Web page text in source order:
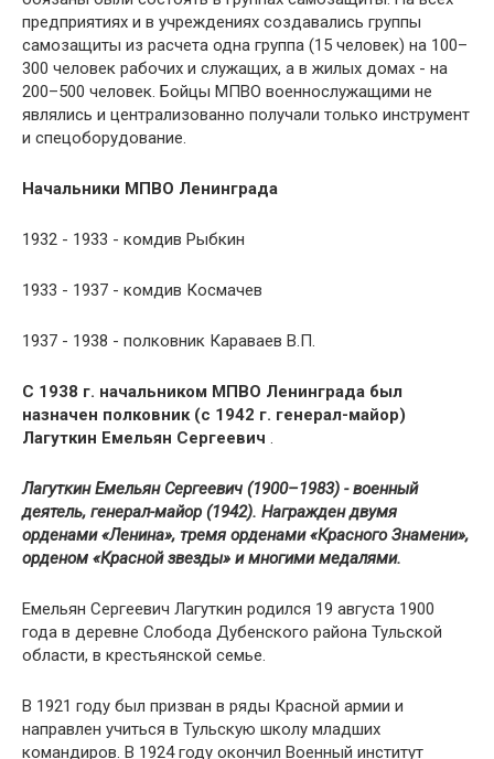
предприятиях и в учреждениях создавались группы
самозащиты из расчета одна группа (15 человек) на 100–
300 человек рабочих и служащих, а в жилых домах - на
200–500 человек. Бойцы МПВО военнослужащими не
являлись и централизованно получали только инструмент
и спецоборудование.
Начальники МПВО Ленинграда
1932 - 1933 - комдив Рыбкин
1933 - 1937 - комдив Космачев
1937 - 1938 - полковник Караваев В.П.
С 1938 г. начальником МПВО Ленинграда был
назначен полковник (с 1942 г. генерал-майор)
Лагуткин Емельян Сергеевич .
Лагуткин Емельян Сергеевич (1900–1983) - военный
деятель, генерал-майор (1942). Награждендвумя
орденами «Ленина», тремя орденами «Красного Знамени»,
орденом «Красной звезды» и многими медалями.
Емельян Сергеевич Лагуткин родился 19 августа 1900
года в деревне Слобода Дубенского района Тульской
области, в крестьянской семье.
В 1921 году был призван в ряды Красной армии и
направлен учиться в Тульскую школу младших
командиров. В 1924 году окончил Военный институт